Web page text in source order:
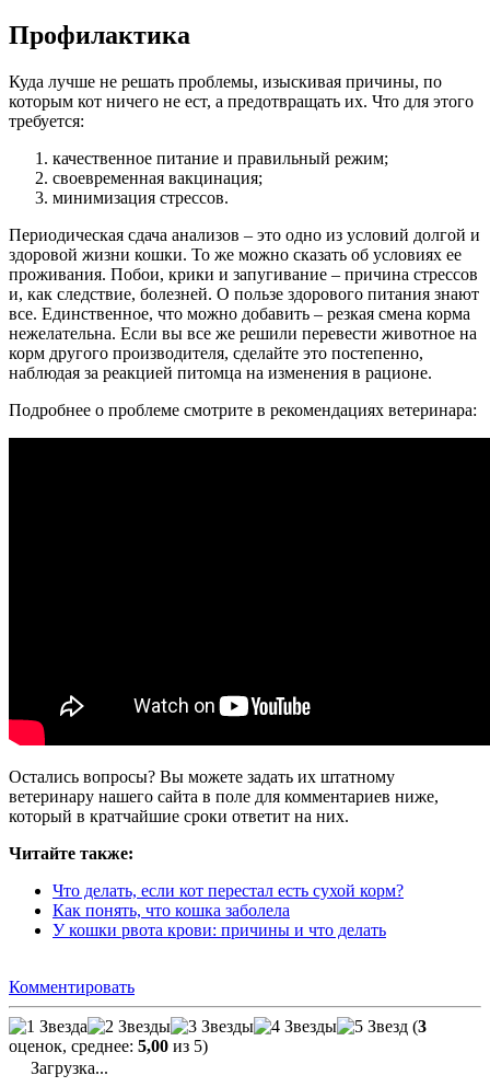
Профилактика
Куда лучше не решать проблемы, изыскивая причины, по
которым кот ничего не ест, а предотвращать их. Что для этого
требуется:
качественное питание и правильный режим;
своевременная вакцинация;
минимизация стрессов.
Периодическая сдача анализов – это одно из условий долгой и
здоровой жизни кошки. То же можно сказать об условиях ее
проживания. Побои, крики и запугивание – причина стрессов
и, как следствие, болезней. О пользе здорового питания знают
все. Единственное, что можно добавить – резкая смена корма
нежелательна. Если вы все же решили перевести животное на
корм другого производителя, сделайте это постепенно,
наблюдая за реакцией питомца на изменения в рационе.
Подробнее о проблеме смотрите в рекомендациях ветеринара:
Остались вопросы? Вы можете задать их штатному
ветеринару нашего сайта в поле для комментариев ниже,
который в кратчайшие сроки ответит на них.
Читайте также:
Что делать, если кот перестал есть сухой корм?
Как понять, что кошка заболела
У кошки рвота крови: причины и что делать
Комментировать
(3
оценок, среднее: 5,00 из 5)
Загрузка...